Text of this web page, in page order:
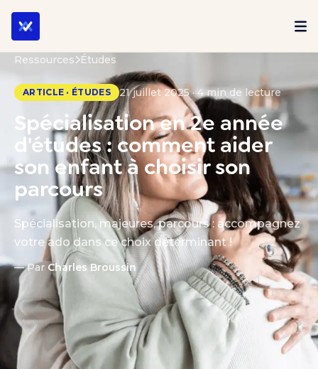
Ressources Études
ARTICLE · ÉTUDES 21 juillet 2025 · 4 min de lecture
Spécialisation en 2e année
d'études : comment aider
son enfant à choisir son
parcours
Spécialisation, majeures, parcours : accompagnez
votre ado dans ce choix déterminant !
— Par Charles Broussin